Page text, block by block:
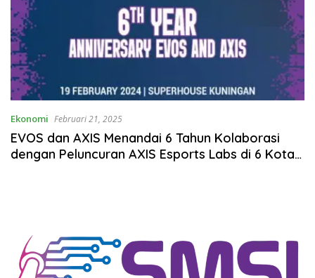
Ekonomi Februari 21, 2025
EVOS dan AXIS Menandai 6 Tahun Kolaborasi
dengan Peluncuran AXIS Esports Labs di 6 Kota